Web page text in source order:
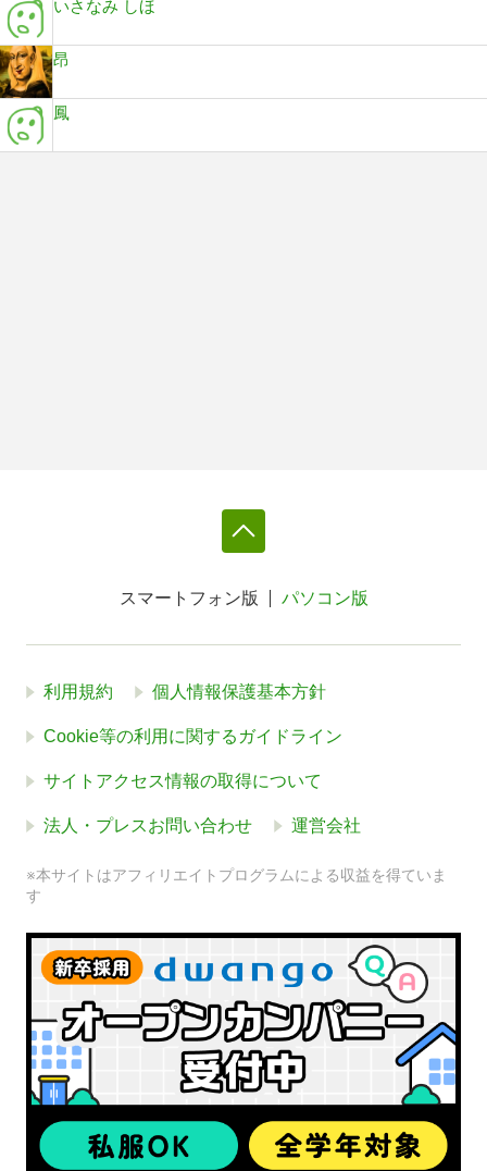
いさなみ しほ
昂
鳳
スマートフォン版 パソコン版
利用規約 個人情報保護基本方針
Cookie等の利用に関するガイドライン
サイトアクセス情報の取得について
法人・プレスお問い合わせ 運営会社
※本サイトはアフィリエイトプログラムによる収益を得ていま
す